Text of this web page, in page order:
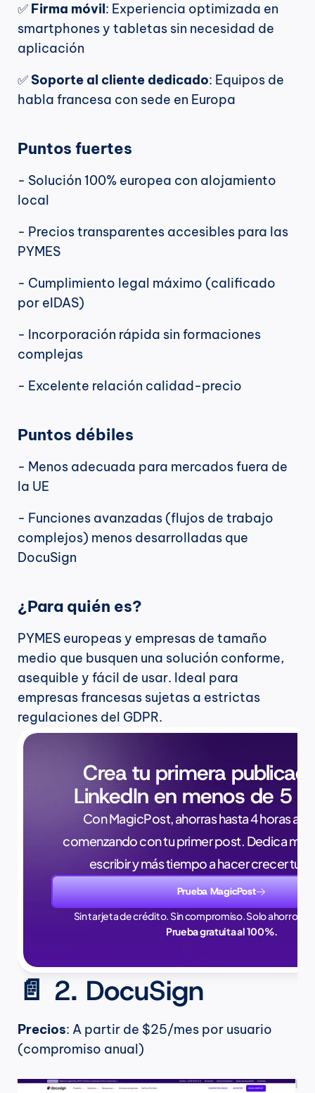
✅ Firma móvil: Experiencia optimizada en
smartphones y tabletas sin necesidad de
aplicación
✅ Soporte al cliente dedicado: Equipos de
habla francesa con sede en Europa
Puntos fuertes
- Solución 100% europea con alojamiento
local
- Precios transparentes accesibles para las
PYMES
- Cumplimiento legal máximo (calificado
por eIDAS)
- Incorporación rápida sin formaciones
complejas
- Excelente relación calidad-precio
Puntos débiles
- Menos adecuada para mercados fuera de
la UE
- Funciones avanzadas (flujos de trabajo
complejos) menos desarrolladas que
DocuSign
¿Para quién es?
PYMES europeas y empresas de tamaño
medio que busquen una solución conforme,
asequible y fácil de usar. Ideal para
empresas francesas sujetas a estrictas
regulaciones del GDPR.
Crea tu primera
LinkedIn en menos de 5
Con MagicPost, ahorras hasta 4 horas a la
comenzando con tu primer post. Dedica
escribir y más tiempo a hacer crecer tu
Prueba MagicPost
Sin tarjeta de crédito. Sin compromiso. Solo ahorros
Prueba gratuita al 100%.
📄 2. DocuSign
Precios: A partir de $25/mes por usuario
(compromiso anual)